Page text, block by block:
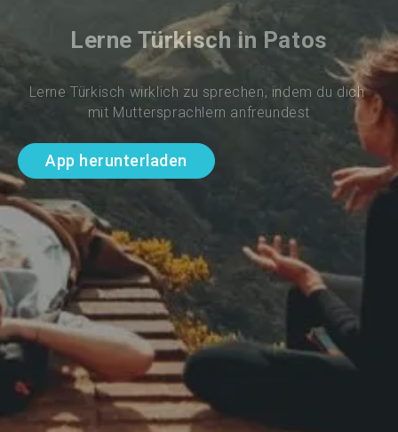
Lerne Türkisch in Patos
Lerne Türkisch wirklich zu sprechen, indem du dich
mit Muttersprachlern anfreundest
App herunterladen